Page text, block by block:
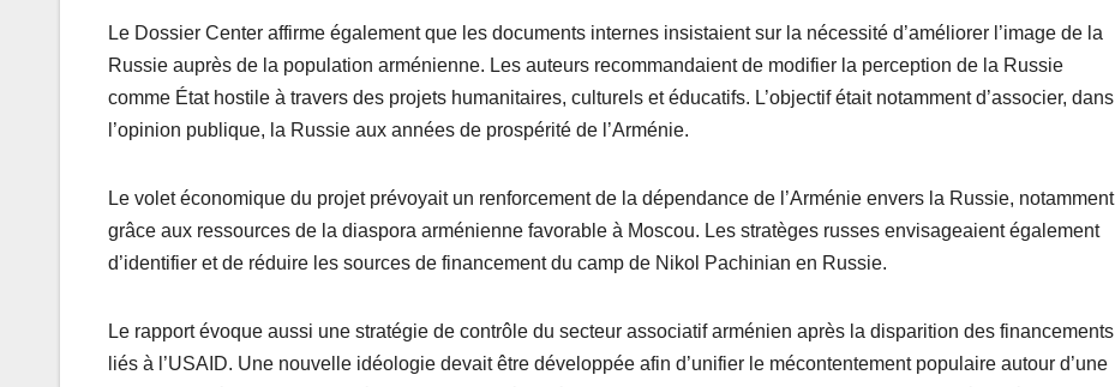
Le Dossier Center affirme également que les documents internes insistaient sur la nécessité d’améliorer l’image de la
Russie auprès de la population arménienne. Les auteurs recommandaient de modifier la perception de la Russie
comme État hostile à travers des projets humanitaires, culturels et éducatifs. L’objectif était notamment d’associer, dans
l’opinion publique, la Russie aux années de prospérité de l’Arménie.
Le volet économique du projet prévoyait un renforcement de la dépendance de l’Arménie envers la Russie, notamment
grâce aux ressources de la diaspora arménienne favorable à Moscou. Les stratèges russes envisageaient également
d’identifier et de réduire les sources de financement du camp de Nikol Pachinian en Russie.
Le rapport évoque aussi une stratégie de contrôle du secteur associatif arménien après la disparition des financements
liés à l’USAID. Une nouvelle idéologie devait être développée afin d’unifier le mécontentement populaire autour d’une